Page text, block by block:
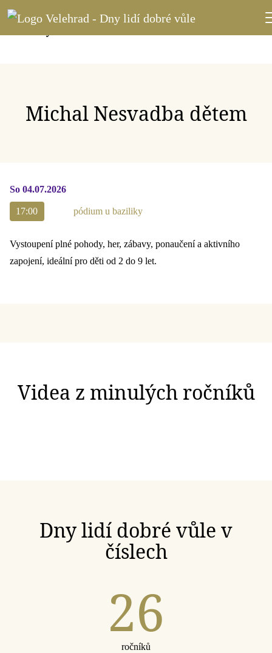
Michal Nesvadba dětem
So 04.07.2026
17:00 pódium u baziliky
Vystoupení plné pohody, her, zábavy, ponaučení a aktivního
zapojení, ideální pro děti od 2 do 9 let.
Videa z minulých ročníků
Dny lidí dobré vůle v
číslech
26
ročníků